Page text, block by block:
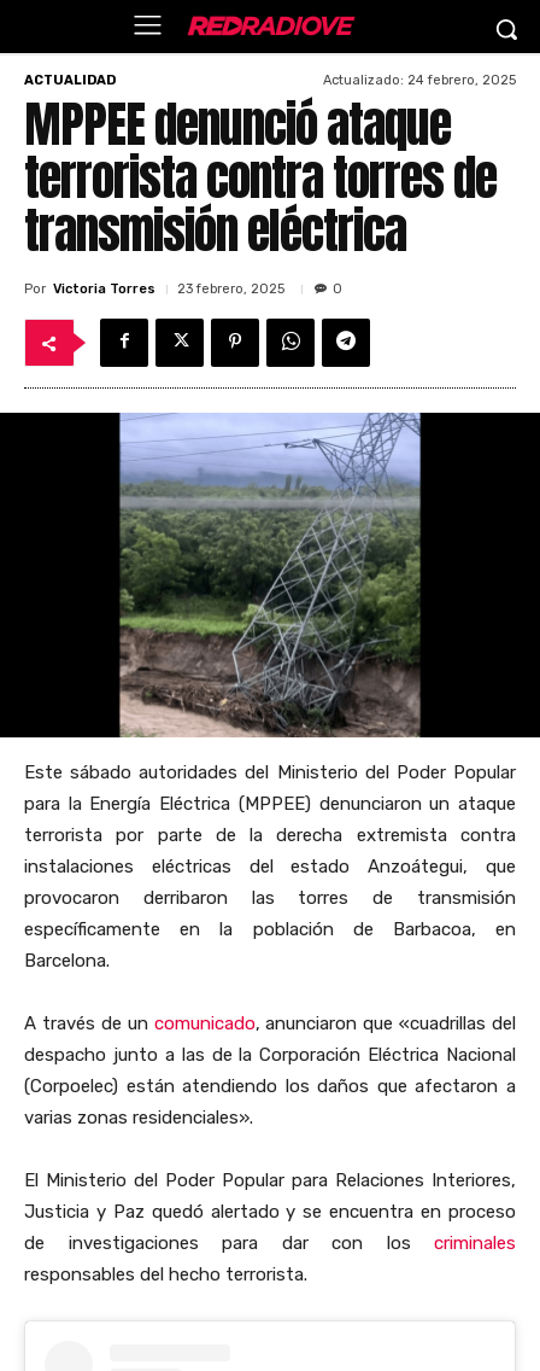
ACTUALIDAD Actualizado: 24 febrero, 2025
MPPEE denunció ataque
terrorista contra torres de
transmisión eléctrica
Por Victoria Torres 23 febrero, 2025 0
Este sábado autoridades del Ministerio del Poder Popular
para la Energía Eléctrica (MPPEE) denunciaron un ataque
terrorista por parte de la derecha extremista contra
instalaciones eléctricas del estado Anzoátegui, que
provocaron derribaron las torres de transmisión
específicamente en la población de Barbacoa, en
Barcelona.
A través de un comunicado, anunciaron que «cuadrillas del
despacho junto a las de la Corporación Eléctrica Nacional
(Corpoelec) están atendiendo los daños que afectaron a
varias zonas residenciales».
El Ministerio del Poder Popular para Relaciones Interiores,
Justicia y Paz quedó alertado y se encuentra en proceso
de investigaciones para dar con los criminales
responsables del hecho terrorista.